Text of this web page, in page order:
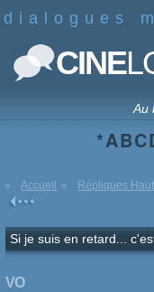
dialogues
CINE
Au
*ABC
Accueil Répliques
Si je suis en retard...
VO